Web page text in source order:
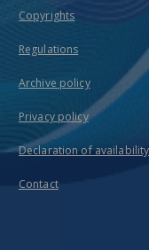
Copyrights
Regulations
Archive policy
Privacy policy
Declaration of availability
Contact